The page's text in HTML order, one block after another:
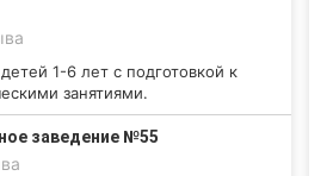
1-6 лет с подготовкой к
занятиями.
заведение №55